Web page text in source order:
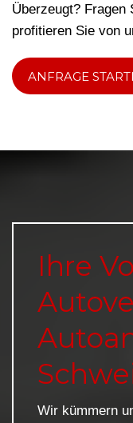
Überzeugt? Fragen
profitieren Sie von
ANFRAGE
Ihre
Wir kümmern